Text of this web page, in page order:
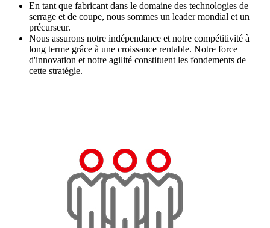
En tant que fabricant dans le domaine des technologies de
serrage et de coupe, nous sommes un leader mondial et un
précurseur.
Nous assurons notre indépendance et notre compétitivité à
long terme grâce à une croissance rentable. Notre force
d'innovation et notre agilité constituent les fondements de
cette stratégie.